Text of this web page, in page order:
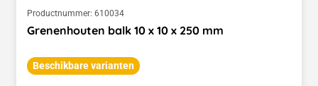
Productnummer: 610034
Grenenhouten balk 10 x 10 x 250 mm
Beschikbare varianten